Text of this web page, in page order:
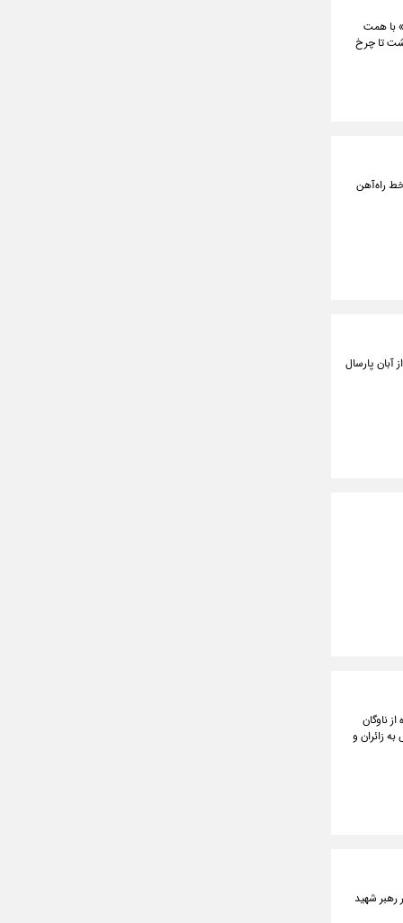
«آق‌قلا» با همت
تا چرخ
به خط راه‌آهن
آبان پارسال
ناوگان
زائران و
رهبر شهید